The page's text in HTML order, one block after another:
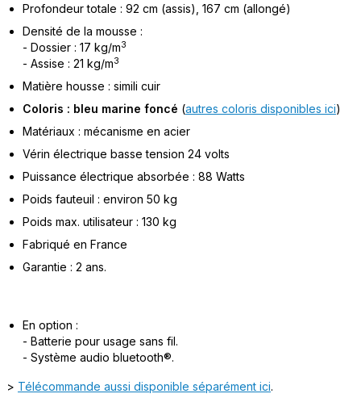
Profondeur totale : 92 cm (assis), 167 cm (allongé)
Densité de la mousse :
- Dossier : 17 kg/m3
- Assise : 21 kg/m3
Matière housse : simili cuir
Coloris : bleu marine foncé (autres coloris disponibles ici)
Matériaux : mécanisme en acier
Vérin électrique basse tension 24 volts
Puissance électrique absorbée : 88 Watts
Poids fauteuil : environ 50 kg
Poids max. utilisateur : 130 kg
Fabriqué en France
Garantie : 2 ans.
En option :
- Batterie pour usage sans fil.
- Système audio bluetooth®.
> Télécommande aussi disponible séparément ici.